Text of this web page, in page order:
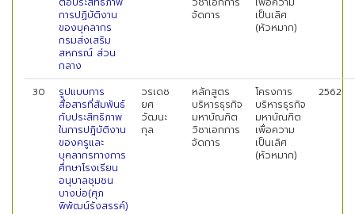
การปฏิบัติงาน
ของบุคลากร
กรมส่งเสริม
สหกรณ์ ส่วน
กลาง
จัดการ
เป็นเลิศ
(หัวหมาก)
30
รูปแบบการ
สื่อสารที่สัมพันธ์
กับประสิทธิภาพ
ในการปฎิบัติงาน
ของครูและ
บุคลากรทางการ
ศึกษาโรงเรียน
อนุบาลชุมชน
บางบ่อ(ศุภ
พิพัฒน์รังสรรค์)
วรเดช
ยศ
วัฒนะ
กุล
หลักสูตร
บริหารธุรกิจ
มหาบัณฑิต
วิชาเอกการ
จัดการ
โครงการ
บริหารธุรกิจ
มหาบัณฑิต
เพื่อความ
เป็นเลิศ
(หัวหมาก)
2562